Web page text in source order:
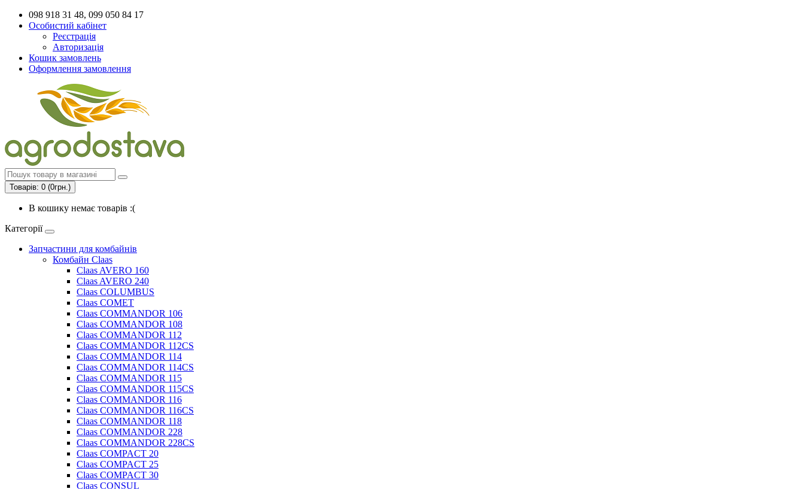
098 918 31 48, 099 050 84 17
Особистий кабінет
Реєстрація
Авторизація
Кошик замовлень
Оформлення замовлення
Товарів: 0 (0грн.)
В кошику немає товарів :(
Категорії
Запчастини для комбайнів
Комбайн Claas
Claas AVERO 160
Claas AVERO 240
Claas COLUMBUS
Claas COMET
Claas COMMANDOR 106
Claas COMMANDOR 108
Claas COMMANDOR 112
Claas COMMANDOR 112CS
Claas COMMANDOR 114
Claas COMMANDOR 114CS
Claas COMMANDOR 115
Claas COMMANDOR 115CS
Claas COMMANDOR 116
Claas COMMANDOR 116CS
Claas COMMANDOR 118
Claas COMMANDOR 228
Claas COMMANDOR 228CS
Claas COMPACT 20
Claas COMPACT 25
Claas COMPACT 30
Claas CONSUL